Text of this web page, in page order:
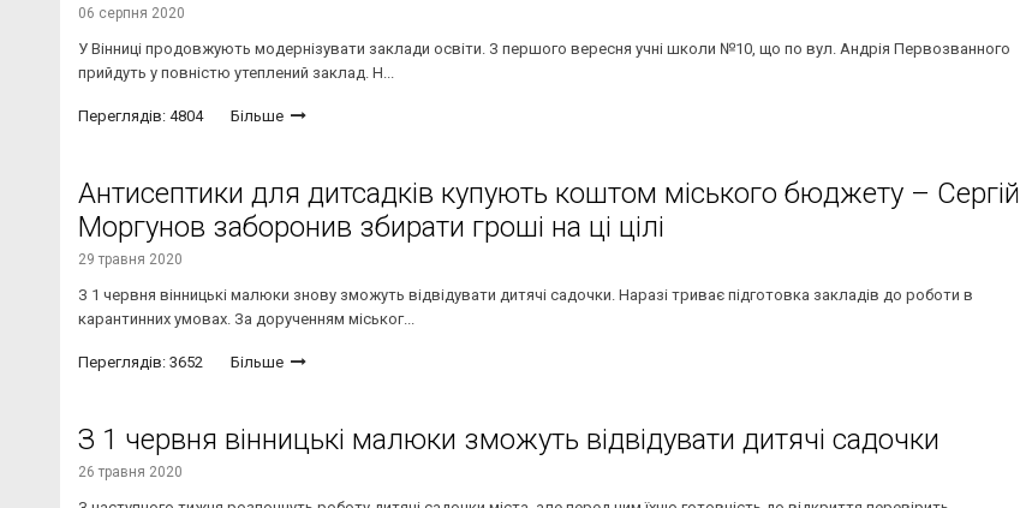
06 серпня 2020
У Вінниці продовжують модернізувати заклади освіти. З першого вересня учні школи №10, що по вул. Андрія Первозванного
прийдуть у повністю утеплений заклад. Н...
Переглядів: 4804 Більше
Антисептики для дитсадків купують коштом міського бюджету – Сергій
Моргунов заборонив збирати гроші на ці цілі
29 травня 2020
З 1 червня вінницькі малюки знову зможуть відвідувати дитячі садочки. Наразі триває підготовка закладів до роботи в
карантинних умовах. За дорученням міськог...
Переглядів: 3652 Більше
З 1 червня вінницькі малюки зможуть відвідувати дитячі садочки
26 травня 2020